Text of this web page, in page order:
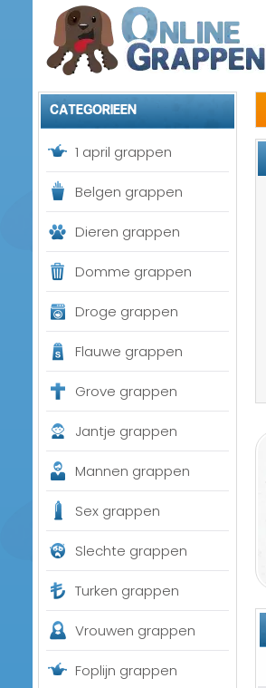
Categorieen
1 april grappen
Belgen grappen
Dieren grappen
Domme grappen
Droge grappen
Flauwe grappen
Grove grappen
Jantje grappen
Mannen grappen
Sex grappen
Slechte grappen
Turken grappen
Vrouwen grappen
Foplijn grappen